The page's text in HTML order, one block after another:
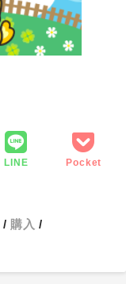
LINE Pocket
購入